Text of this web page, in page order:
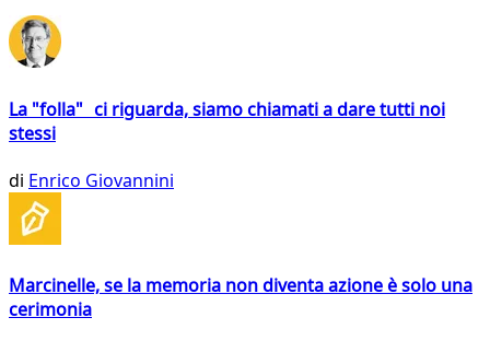
La "folla" ci riguarda, siamo chiamati a dare tutti noi
stessi
di Enrico Giovannini
Marcinelle, se la memoria non diventa azione è solo una
cerimonia